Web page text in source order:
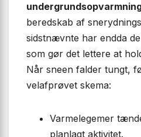
beredskab af
sidstnævnte har endda
som gør det lettere at
Når sneen falder tungt,
velafprøvet skema:
Varmelegemer
planlagt aktivitet.